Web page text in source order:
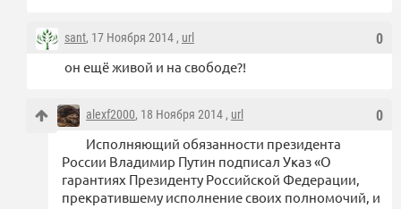
0
sant, 17 Ноября 2014 , url
он ещё живой и на свободе?!
0
alexf2000, 18 Ноября 2014 , url
Исполняющий обязанности президента
России Владимир Путин подписал Указ «О
гарантиях Президенту Российской Федерации,
прекратившему исполнение своих полномочий, и